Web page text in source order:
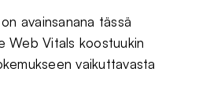
on avainsanana tässä
Web Vitals koostuukin
vaikuttavasta